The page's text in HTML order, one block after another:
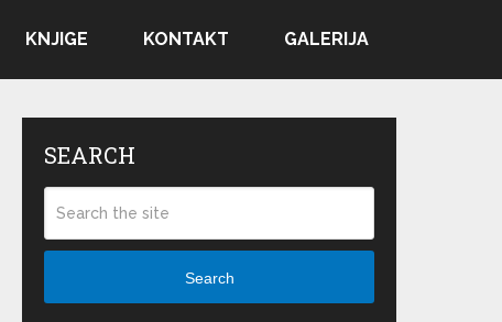
KNJIGE KONTAKT GALERIJA
SEARCH
Search